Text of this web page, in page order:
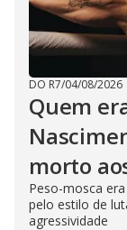
DO R7/04/08/2026
Quem
morto
Peso-mosca
pelo estilo de
agressividade